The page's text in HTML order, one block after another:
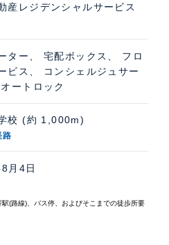
産レジデンシャルサービス
ター、 宅配ボックス、 フロ
ビス、 コンシェルジュサー
ートロック
校 (約 1,000m)
路
月4日
(路線)、バス停、およびそこまでの徒歩所要